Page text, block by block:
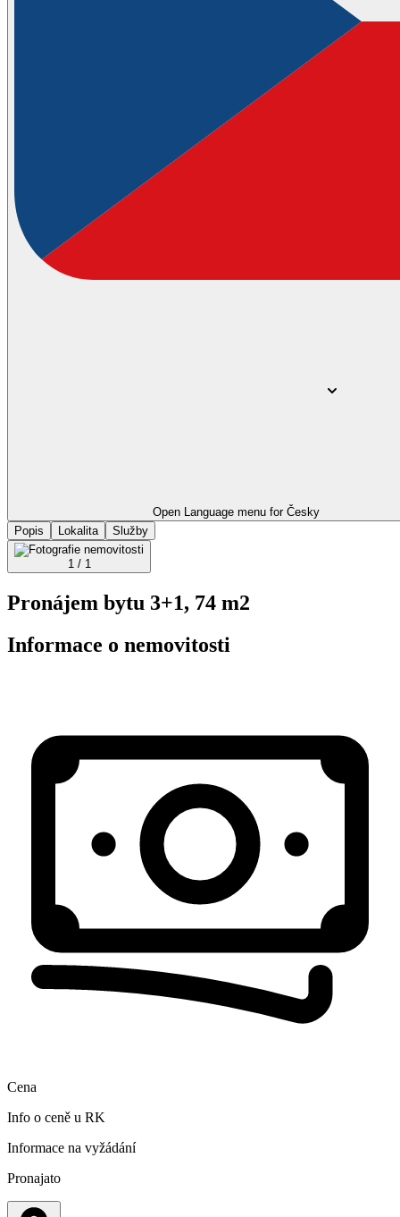
Open Language menu for Česky
Popis
Lokalita Služby
1 / 1
Pronájem bytu 3+1, 74 m2
Informace o nemovitosti
Cena
Info o ceně u RK
Informace na vyžádání
Pronajato